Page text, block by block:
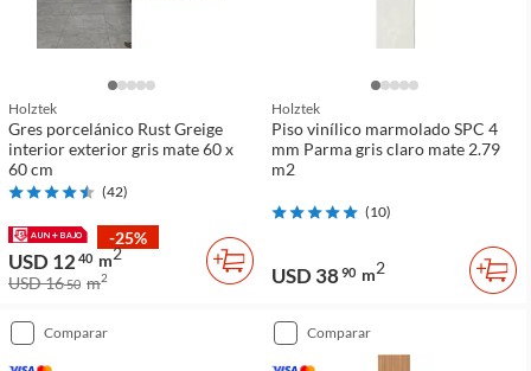
Holztek
Gres porcelánico Rust Greige
interior exterior gris mate 60 x
60 cm
(42)
-25%
USD 1240 m2
USD 1650 m2
Holztek
Piso vinílico marmolado SPC 4
mm Parma gris claro mate 2.79
m2
(10)
USD 3890 m2
comparar comparar